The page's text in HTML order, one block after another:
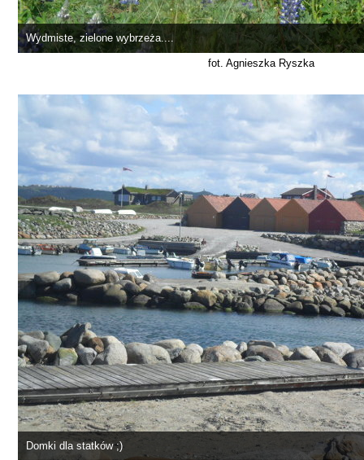
Wydmiste, zielone wybrzeża....
fot. Agnieszka Ryszka
Domki dla statków ;)